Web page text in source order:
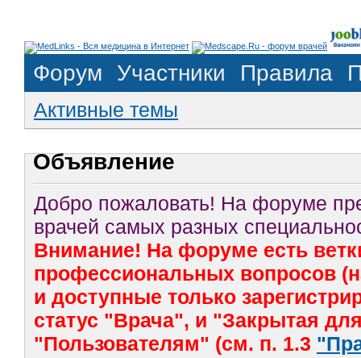
Форум Участники Правила
Активные темы
Объявление
Добро пожаловать! На форуме
врачей самых разных
Внимание! На форуме есть
профессиональных вопросов
и доступные только
статус "Врача", и "Закрытая
"Пользователям" (см. п. 1.3